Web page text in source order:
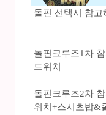
돌핀 선택시 참고
돌핀크루즈1차
드위치
돌핀크루즈2차
위치+스시초밥&